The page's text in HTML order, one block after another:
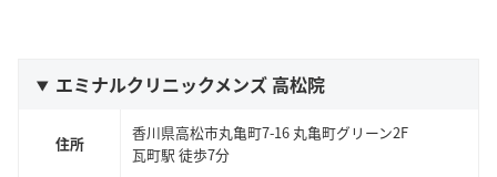
エミナルクリニックメンズ 高松院
住所
香川県高松市丸亀町7-16 丸亀町グリーン2F
瓦町駅 徒歩7分